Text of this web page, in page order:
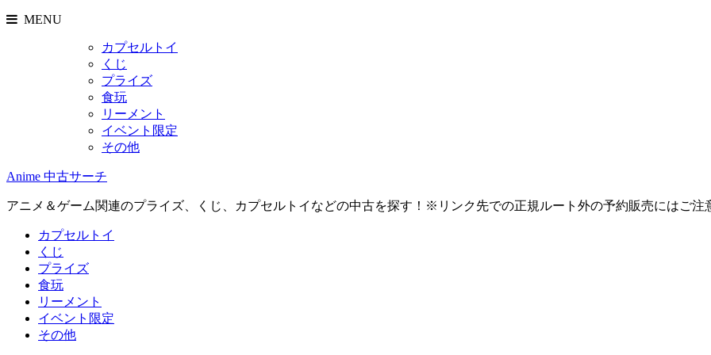
MENU
カプセルトイ
くじ
プライズ
食玩
リーメント
イベント限定
その他
Anime 中古サーチ
アニメ＆ゲーム関連のプライズ、くじ、カプセルトイなどの中古を探す！※リンク先での正規ルート外の予約販売にはご注
カプセルトイ
くじ
プライズ
食玩
リーメント
イベント限定
その他